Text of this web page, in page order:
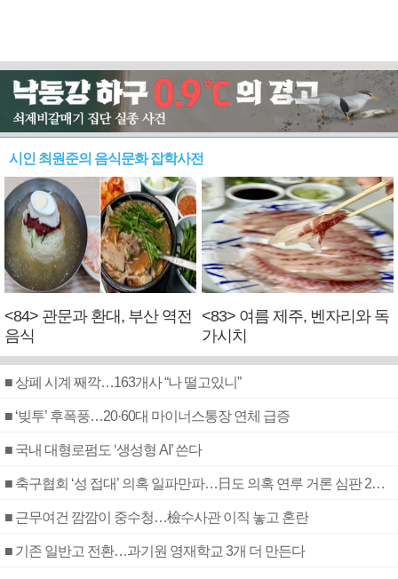
시인 최원준의 음식문화 잡학사전
<84> 관문과 환대, 부산 역전
음식
<83> 여름 제주, 벤자리와 독
가시치
■ 상폐 시계 째깍…163개사 “나 떨고있니”
■ ‘빚투’ 후폭풍…20·60대 마이너스통장 연체 급증
■ 국내 대형로펌도 ‘생성형 AI’ 쓴다
■ 축구협회 ‘성 접대’ 의혹 일파만파…日도 의혹 연루 거론 심판 2명 조사
■ 근무여건 깜깜이 중수청…檢수사관 이직 놓고 혼란
■ 기존 일반고 전환…과기원 영재학교 3개 더 만든다